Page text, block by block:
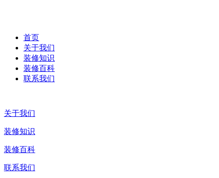
首页
关于我们
装修知识
装修百科
联系我们
关于我们
装修知识
装修百科
联系我们